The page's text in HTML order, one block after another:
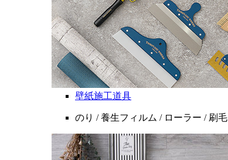
壁紙施工道具
のり / 養生フィルム / ローラー / 刷毛